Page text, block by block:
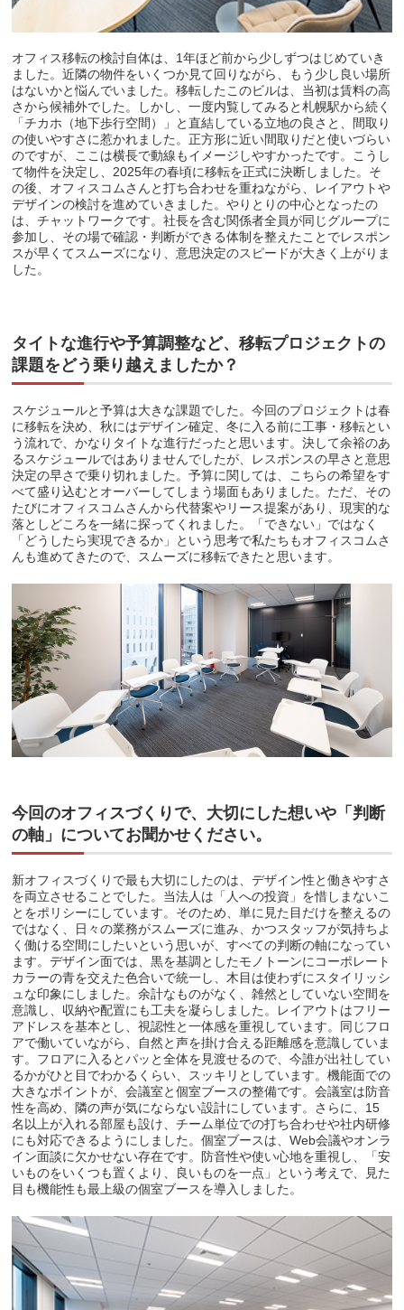
オフィス移転の検討自体は、1年ほど前から少しずつはじめていき
ました。近隣の物件をいくつか見て回りながら、もう少し良い場所
はないかと悩んでいました。移転したこのビルは、当初は賃料の高
さから候補外でした。しかし、一度内覧してみると札幌駅から続く
「チカホ（地下歩行空間）」と直結している立地の良さと、間取り
の使いやすさに惹かれました。正方形に近い間取りだと使いづらい
のですが、ここは横長で動線もイメージしやすかったです。こうし
て物件を決定し、2025年の春頃に移転を正式に決断しました。そ
の後、オフィスコムさんと打ち合わせを重ねながら、レイアウトや
デザインの検討を進めていきました。やりとりの中心となったの
は、チャットワークです。社長を含む関係者全員が同じグループに
参加し、その場で確認・判断ができる体制を整えたことでレスポン
スが早くてスムーズになり、意思決定のスピードが大きく上がりま
した。
タイトな進行や予算調整など、移転プロジェクトの
課題をどう乗り越えましたか？
スケジュールと予算は大きな課題でした。今回のプロジェクトは春
に移転を決め、秋にはデザイン確定、冬に入る前に工事・移転とい
う流れで、かなりタイトな進行だったと思います。決して余裕のあ
るスケジュールではありませんでしたが、レスポンスの早さと意思
決定の早さで乗り切れました。予算に関しては、こちらの希望をす
べて盛り込むとオーバーしてしまう場面もありました。ただ、その
たびにオフィスコムさんから代替案やリース提案があり、現実的な
落としどころを一緒に探ってくれました。「できない」ではなく
「どうしたら実現できるか」という思考で私たちもオフィスコムさ
んも進めてきたので、スムーズに移転できたと思います。
今回のオフィスづくりで、大切にした想いや「判断
の軸」についてお聞かせください。
新オフィスづくりで最も大切にしたのは、デザイン性と働きやすさ
を両立させることでした。当法人は「人への投資」を惜しまないこ
とをポリシーにしています。そのため、単に見た目だけを整えるの
ではなく、日々の業務がスムーズに進み、かつスタッフが気持ちよ
く働ける空間にしたいという思いが、すべての判断の軸になってい
ます。デザイン面では、黒を基調としたモノトーンにコーポレート
カラーの青を交えた色合いで統一し、木目は使わずにスタイリッシ
ュな印象にしました。余計なものがなく、雑然としていない空間を
意識し、収納や配置にも工夫を凝らしました。レイアウトはフリー
アドレスを基本とし、視認性と一体感を重視しています。同じフロ
アで働いていながら、自然と声を掛け合える距離感を意識していま
す。フロアに入るとパッと全体を見渡せるので、今誰が出社してい
るかがひと目でわかるくらい、スッキリとしています。機能面での
大きなポイントが、会議室と個室ブースの整備です。会議室は防音
性を高め、隣の声が気にならない設計にしています。さらに、15
名以上が入れる部屋も設け、チーム単位での打ち合わせや社内研修
にも対応できるようにしました。個室ブースは、Web会議やオンラ
イン面談に欠かせない存在です。防音性や使い心地を重視し、「安
いものをいくつも置くより、良いものを一点」という考えで、見た
目も機能性も最上級の個室ブースを導入しました。